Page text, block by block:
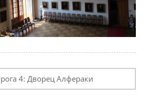
4: Дворец Алфераки